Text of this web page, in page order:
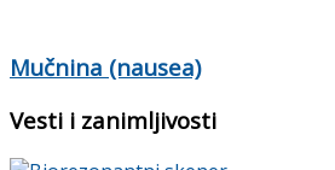
Mučnina (nausea)
Vesti i zanimljivosti